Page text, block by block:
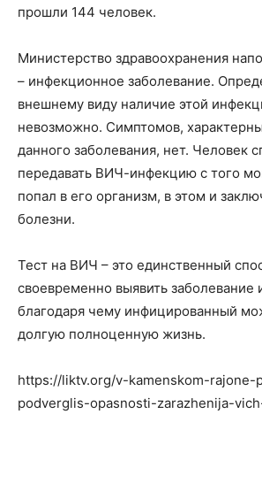
прошли 144 человек.
Министерство здравоохранения
– инфекционное заболевание.
внешнему виду наличие этой
невозможно. Симптомов,
данного заболевания, нет. Человек
передавать ВИЧ-инфекцию с того
попал в его организм, в этом и
болезни.
Тест на ВИЧ – это единственный
своевременно выявить заболевание
благодаря чему инфицированный
долгую полноценную жизнь.
https://liktv.org/v-kamenskom-rajone-
podverglis-opasnosti-zarazhenija-